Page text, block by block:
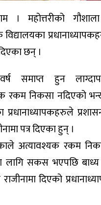
। महोत्तरीको
विद्यालयका
छन् ।
समाप्त हुन
रकम निकसा नदिएको
प्रधानाध्यापकहरुले
पत्र दिएका हुन् ।
अत्यावश्यक रकम
लागि सकस भएपछि
दिएको